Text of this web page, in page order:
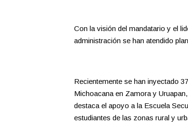
Con la visión del mandatario y el
administración se han atendido
Recientemente se han inyectado
Michoacana en Zamora y
destaca el apoyo a la Escuela
estudiantes de las zonas rural y